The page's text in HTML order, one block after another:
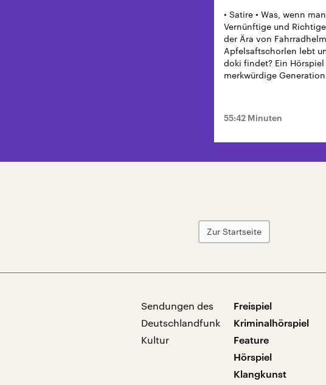
• Satire • Was, wenn
Vernünftige und
der Ära von
Apfelsaftschorlen lebt
doki findet? Ein
merkwürdige
55:42 Minuten
Zur Startseite
Sendungen des
Deutschlandfunk
Kultur
Freispiel
Kriminalhörspiel
Feature
Hörspiel
Klangkunst